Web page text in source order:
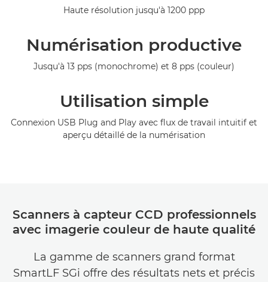
Haute résolution jusqu'à 1200 ppp
Numérisation productive
Jusqu'à 13 pps (monochrome) et 8 pps (couleur)
Utilisation simple
Connexion USB Plug and Play avec flux de travail intuitif et
aperçu détaillé de la numérisation
Scanners à capteur CCD professionnels
avec imagerie couleur de haute qualité
La gamme de scanners grand format
SmartLF SGi offre des résultats nets et précis